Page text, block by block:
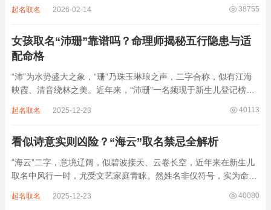
某支系的续修字辈，在安岳、岳池一带的黄氏族谱里能明确查到，
38755
起名取名 2026-02-14
女孩取名“沛珊”靠谱吗？命理师揭秘五行隐患与适
配命格
“沛”为水势盛大之象，“珊”乃珠玉琳琅之声，二字合称，似有江海
映霞、清音绕林之美。近年来，“沛珊”一名频现于新生儿登记榜
雅符号，实为命理五行流转之枢纽。一字之选，关乎气场平衡。沛
40113
起名取名 2025-12-23
看似诗意实则凶险？“海云”取名禁忌全解析
“海云”二字，意境辽阔，似碧波接天、云卷长空，近年来在新生儿
取名中风行一时，尤受文艺家庭青睐。然姓名非仅符号，实为命局
滔天，木浮无根，阴气过重，易致意志不坚、事业漂泊、健康受
40080
起名取名 2025-12-23